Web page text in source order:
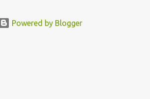
Powered by Blogger